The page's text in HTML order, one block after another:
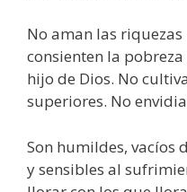
No aman las
consienten la
hijo de Dios. No
superiores. No
Son humildes, vacíos
y sensibles al